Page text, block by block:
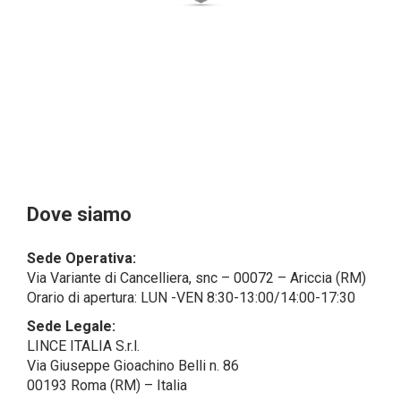
dal campo di applicazione del GDPR (artt. 1 e 4 del
Alcuni segmenti dell’attività richiesta potrebbero
l’espletamento di alcune attività determinate a
società esterne che presentano le garanzie richieste
dal GDPR, abilitandole e a compiere
operazioni determinate per conto di LINCE ITALIA e
conformemente alle istruzioni fornite da
quest’ultima sulla base di specifico accordo per la
gestione dei dati.
Dove siamo
Sede Operativa:
Via Variante di Cancelliera, snc – 00072 – Ariccia (RM)
Orario di apertura: LUN -VEN 8:30-13:00/14:00-17:30
Sede Legale:
LINCE ITALIA S.r.l.
Via Giuseppe Gioachino Belli n. 86
00193 Roma (RM) – Italia